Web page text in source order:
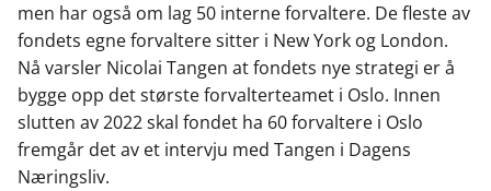
men har også om lag 50 interne forvaltere. De fleste av
fondets egne forvaltere sitter i New York og London.
Nå varsler Nicolai Tangen at fondets nye strategi er å
bygge opp det største forvalterteamet i Oslo. Innen
slutten av 2022 skal fondet ha 60 forvaltere i Oslo
fremgår det av et intervju med Tangen i Dagens
Næringsliv.